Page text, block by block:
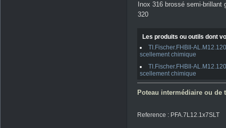
Inox 316 brossé semi-brillant
320
Les produits ou outils dont
TI.Fischer.FHBII-
scellement chimique
TI.Fischer.FHBII-
scellement chimique
Poteau intermédiaire ou
Reference : PFA.7L12.1x7SLT